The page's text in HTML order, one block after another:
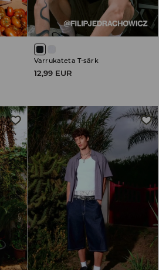
Varrukateta T-särk
12,99 EUR